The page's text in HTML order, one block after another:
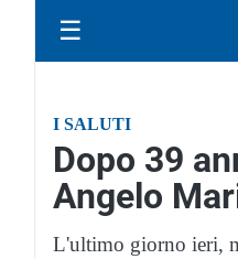
☰
I SALUTI
Dopo 39
Angelo
L'ultimo giorno ieri,